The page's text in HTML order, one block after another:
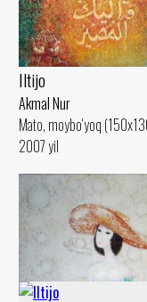
Iltijo
Akmal Nur
Mato, moybo‘yoq
2007 yil